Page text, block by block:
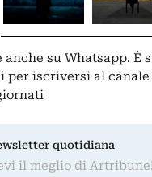
su Whatsapp. È
per iscriversi al canale
quotidiana
il meglio di